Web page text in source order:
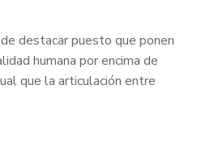
destacar puesto que ponen
humana por encima de
que la articulación entre